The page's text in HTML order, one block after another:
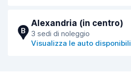
B
Alexandria (in centro)
3 sedi di noleggio
Visualizza le auto disponibili